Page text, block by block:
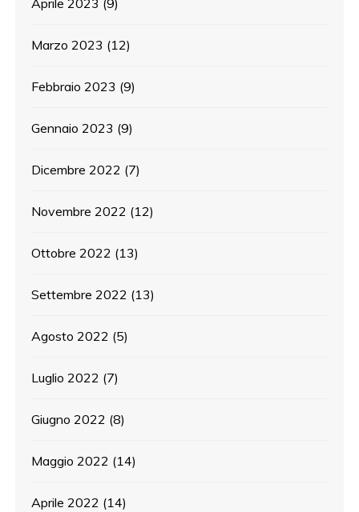
Aprile 2023 (9)
Marzo 2023 (12)
Febbraio 2023 (9)
Gennaio 2023 (9)
Dicembre 2022 (7)
Novembre 2022 (12)
Ottobre 2022 (13)
Settembre 2022 (13)
Agosto 2022 (5)
Luglio 2022 (7)
Giugno 2022 (8)
Maggio 2022 (14)
Aprile 2022 (14)